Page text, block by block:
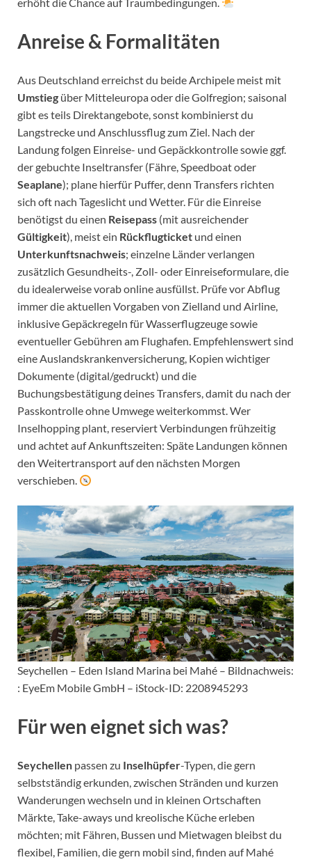
Anreise & Formalitäten
Aus Deutschland erreichst du beide Archipele meist mit
Umstieg über Mitteleuropa oder die Golfregion; saisonal
gibt es teils Direktangebote, sonst kombinierst du
Langstrecke und Anschlussflug zum Ziel. Nach der
Landung folgen Einreise- und Gepäckkontrolle sowie ggf.
der gebuchte Inseltransfer (Fähre, Speedboat oder
Seaplane); plane hierfür Puffer, denn Transfers richten
sich oft nach Tageslicht und Wetter. Für die Einreise
benötigst du einen Reisepass (mit ausreichender
Gültigkeit), meist ein Rückflugticket und einen
Unterkunftsnachweis; einzelne Länder verlangen
zusätzlich Gesundheits-, Zoll- oder Einreiseformulare, die
du idealerweise vorab online ausfüllst. Prüfe vor Abflug
immer die aktuellen Vorgaben von Zielland und Airline,
inklusive Gepäckregeln für Wasserflugzeuge sowie
eventueller Gebühren am Flughafen. Empfehlenswert sind
eine Auslandskrankenversicherung, Kopien wichtiger
Dokumente (digital/gedruckt) und die
Buchungsbestätigung deines Transfers, damit du nach der
Passkontrolle ohne Umwege weiterkommst. Wer
Inselhopping plant, reserviert Verbindungen frühzeitig
und achtet auf Ankunftszeiten: Späte Landungen können
den Weitertransport auf den nächsten Morgen
verschieben.
Seychellen – Eden Island Marina bei Mahé – Bildnachweis:
: EyeEm Mobile GmbH – iStock-ID: 2208945293
Für wen eignet sich was?
Seychellen passen zu Inselhüpfer-Typen, die gern
selbstständig erkunden, zwischen Stränden und kurzen
Wanderungen wechseln und in kleinen Ortschaften
Märkte, Take-aways und kreolische Küche erleben
möchten; mit Fähren, Bussen und Mietwagen bleibst du
flexibel, Familien, die gern mobil sind, finden auf Mahé